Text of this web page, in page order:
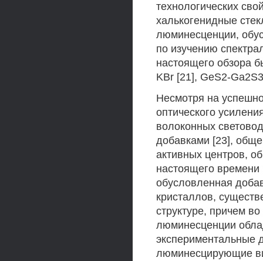
технологических
халькогенидные
люминесценции,
по изучению
настоящего обзора
KBr [21], GeS2-
Несмотря на
оптического
волоконных
добавками [23],
активных центров,
настоящего
обусловленная
кристаллов,
структуре, причем
люминесценции
экспериментальные
люминесцирующие